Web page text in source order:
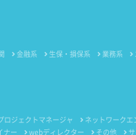
金融系 生保・損保系 業務系
ロジェクトマネージャ ネットワークエ
ナー webディレクター その他